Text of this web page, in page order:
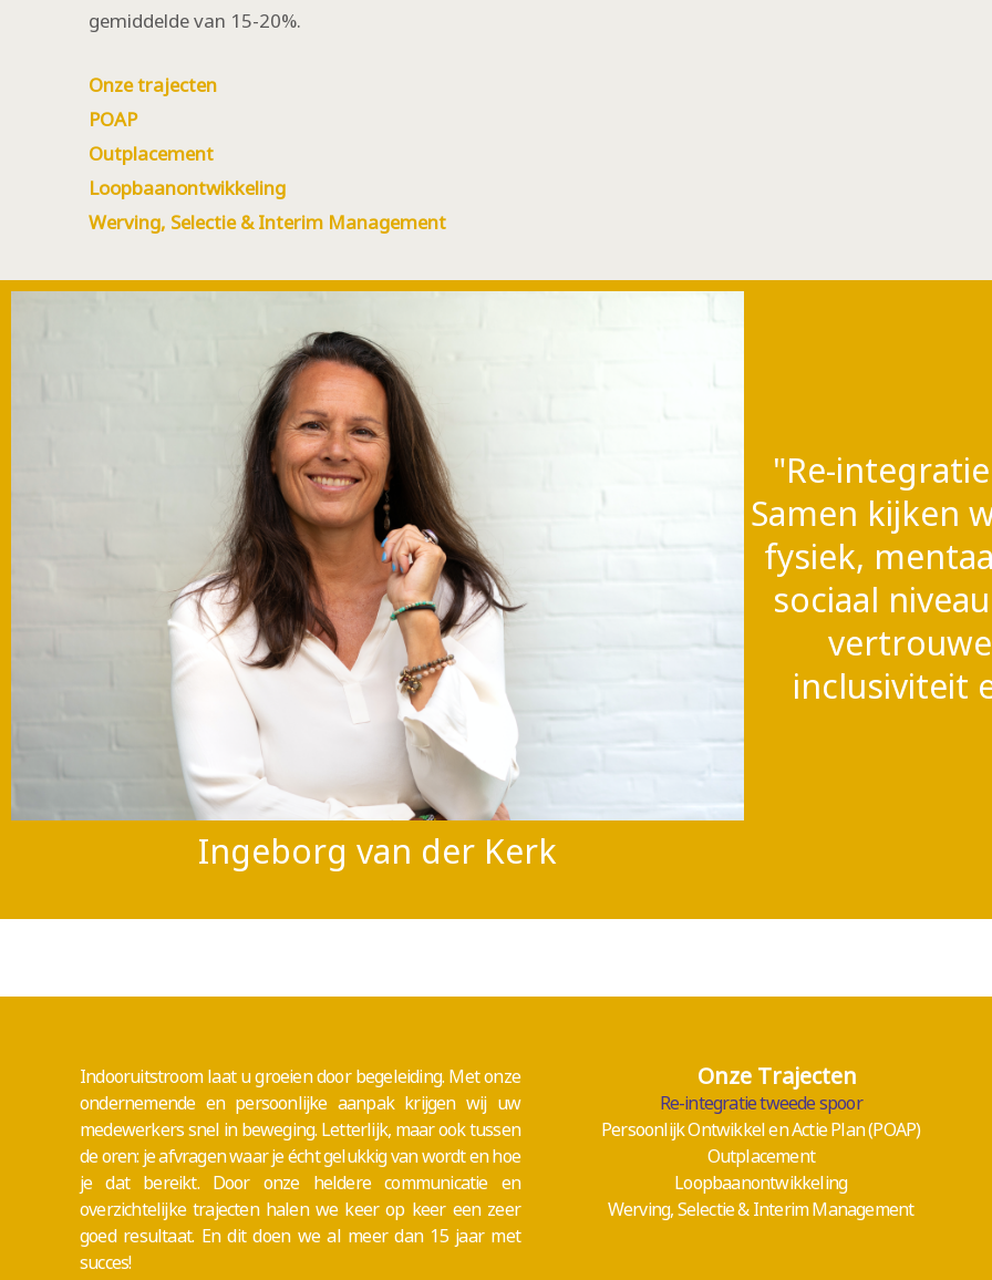
gemiddelde van 15-20%.
Onze trajecten
POAP
Outplacement
Loopbaanontwikkeling
Werving, Selectie & Interim Management
Ingeborg van der Kerk
"Re-
Samen kijken
fysiek,
sociaal
inclusiviteit
Indooruitstroom laat u groeien door begeleiding. Met onze
ondernemende en persoonlijke aanpak krijgen wij uw
medewerkers snel in beweging. Letterlijk, maar ook tussen
de oren: je afvragen waar je écht gelukkig van wordt en hoe
je dat bereikt. Door onze heldere communicatie en
overzichtelijke trajecten halen we keer op keer een zeer
goed resultaat. En dit doen we al meer dan 15 jaar met
succes!
Onze Trajecten
Re-integratie tweede spoor
Persoonlijk Ontwikkel en Actie Plan (POAP)
Outplacement
Loopbaanontwikkeling
Werving, Selectie & Interim Management